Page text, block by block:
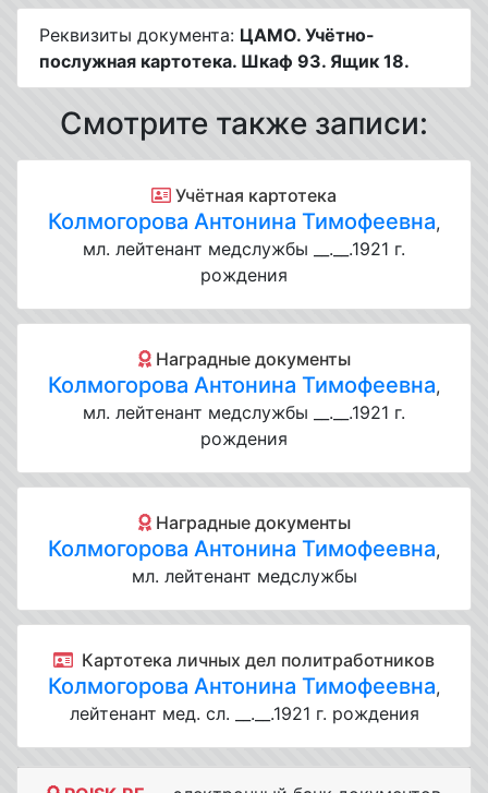
Реквизиты документа: ЦАМО. Учётно-
послужная картотека. Шкаф 93. Ящик 18.
Смотрите также записи:
Учётная картотека
Колмогорова Антонина Тимофеевна,
мл. лейтенант медслужбы __.__.1921 г.
рождения
Наградные документы
Колмогорова Антонина Тимофеевна,
мл. лейтенант медслужбы __.__.1921 г.
рождения
Наградные документы
Колмогорова Антонина Тимофеевна,
мл. лейтенант медслужбы
Картотека личных дел политработников
Колмогорова Антонина Тимофеевна,
лейтенант мед. сл. __.__.1921 г. рождения